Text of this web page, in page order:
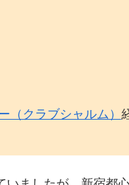
（クラブシャルム）